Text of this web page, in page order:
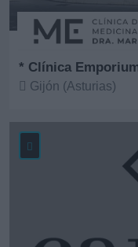
Gijón (Asturias)